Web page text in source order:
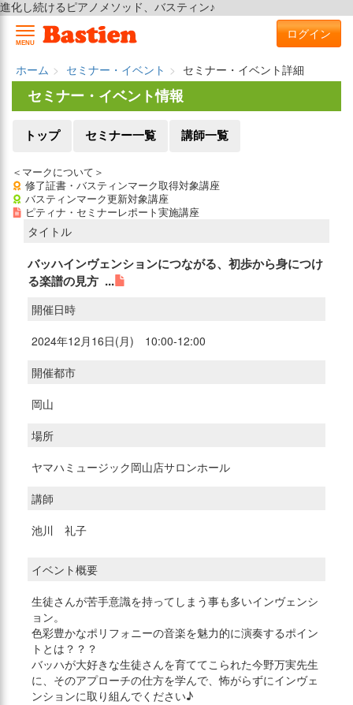
進化し続けるピアノメソッド、バスティン♪
MENU
ログイン
ホーム セミナー・イベント
セミナー・イベント詳細
セミナー・イベント情報
トップ セミナー一覧 講師一覧
＜マークについて＞
修了証書・バスティンマーク取得対象講座
バスティンマーク更新対象講座
ピティナ・セミナーレポート実施講座
タイトル
バッハインヴェンションにつながる、初歩から身につけ
る楽譜の見方 ...
開催日時
2024年12月16日(月) 10:00-12:00
開催都市
岡山
場所
ヤマハミュージック岡山店サロンホール
講師
池川 礼子
イベント概要
生徒さんが苦手意識を持ってしまう事も多いインヴェンシ
ョン。
色彩豊かなポリフォニーの音楽を魅力的に演奏するポイン
トとは？？？
バッハが大好きな生徒さんを育ててこられた今野万実先生
に、そのアプローチの仕方を学んで、怖がらずにインヴェ
ンションに取り組んでください♪